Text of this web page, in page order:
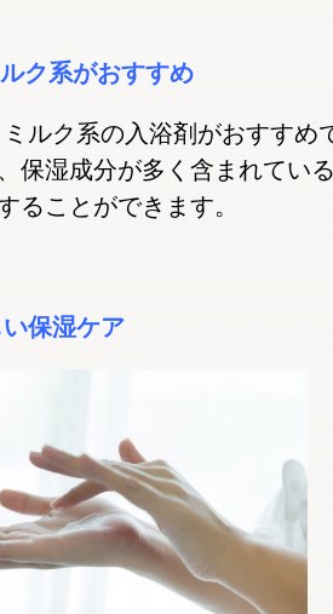
ク系がおすすめ
ルク系の入浴剤がおすすめ
保湿成分が多く含まれてい
ることができます。
保湿ケア